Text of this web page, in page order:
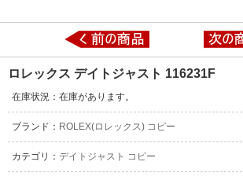
ロレックス デイトジャスト 116231F
在庫状況：在庫があります。
ブランド： ROLEX(ロレックス) コピー
カテゴリ： デイトジャスト コピー